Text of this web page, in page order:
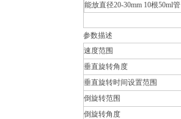
能放直径20-30mm 10根50ml管
参数描述
速度范围
垂直旋转角度
垂直旋转时间设置范围
倒旋转范围
倒旋转角度